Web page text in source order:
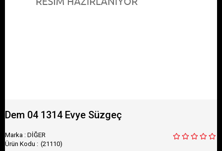
Dem 04 1314 Evye Süzgeç
Marka : DİĞER
(21110)